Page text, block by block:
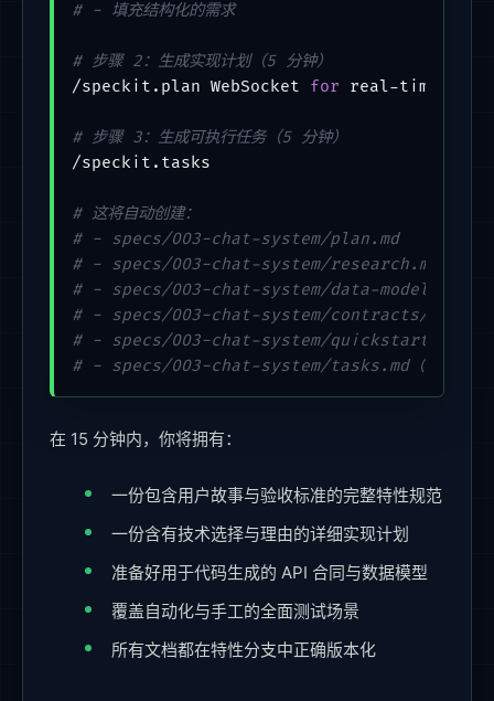
# - 填充结构化的需求
# 步骤 2：生成实现计划（5 分钟）
/speckit.plan WebSocket for real-time
# 步骤 3：生成可执行任务（5 分钟）
/speckit.tasks
# 这将自动创建：
# - specs/003-chat-system/plan.md
# - specs/003-chat-system/research.md（
# - specs/003-chat-system/data-model.md（
# - specs/003-chat-system/contracts/（
# - specs/003-chat-system/quickstart.md（关键
# - specs/003-chat-system/tasks.md（由计划派生
在 15 分钟内，你将拥有：
一份包含用户故事与验收标准的完整特性规范
一份含有技术选择与理由的详细实现计划
准备好用于代码生成的 API 合同与数据模型
覆盖自动化与手工的全面测试场景
所有文档都在特性分支中正确版本化